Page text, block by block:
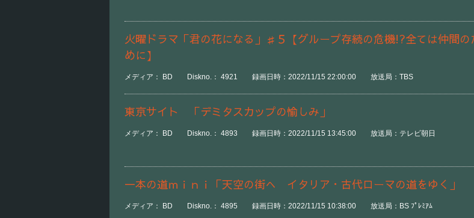
火曜ドラマ「君の花になる」♯５【グループ存続の危機!?全ては仲間の
めに】
メディア： BD Diskno.： 4921 録画日時：2022/11/15 22:00:00 放送局：TBS
東京サイト 「デミタスカップの愉しみ」
メディア： BD Diskno.： 4893 録画日時：2022/11/15 13:45:00 放送局：テレビ朝日
一本の道ｍｉｎｉ「天空の街へ イタリア・古代ローマの道をゆく」
メディア： BD Diskno.： 4895 録画日時：2022/11/15 10:38:00 放送局：BS ﾌﾟﾚﾐｱﾑ